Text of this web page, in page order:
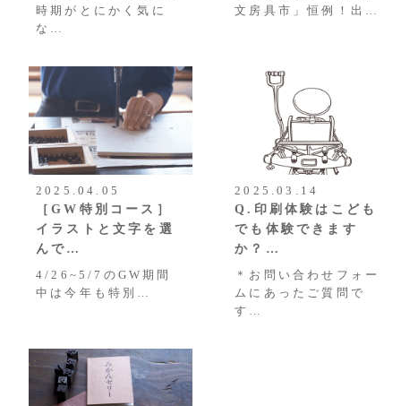
時期がとにかく気に
な…
文房具市」恒例！出…
2025.04.05
［GW特別コース］
イラストと文字を選
んで…
4/26~5/7のGW期間
中は今年も特別…
2025.03.14
Q.印刷体験はこども
でも体験できます
か？…
＊お問い合わせフォー
ムにあったご質問で
す…